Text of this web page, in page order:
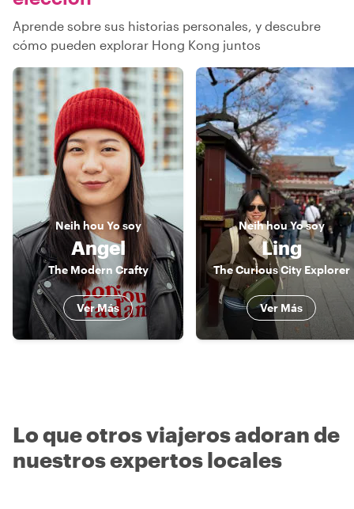
Aprende sobre sus historias personales, y descubre
cómo pueden explorar Hong Kong juntos
Neih hou Yo soy
Angel
The Modern Crafty
Ver Más
Neih houYo soy
Ling
The Curious City Explorer
Ver Más
Lo que otros viajeros adoran de
nuestros expertos locales